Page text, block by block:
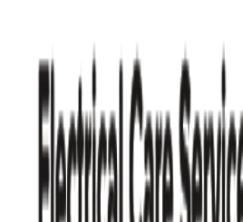
للحصول على آخر المستجدات ورؤى
الآن